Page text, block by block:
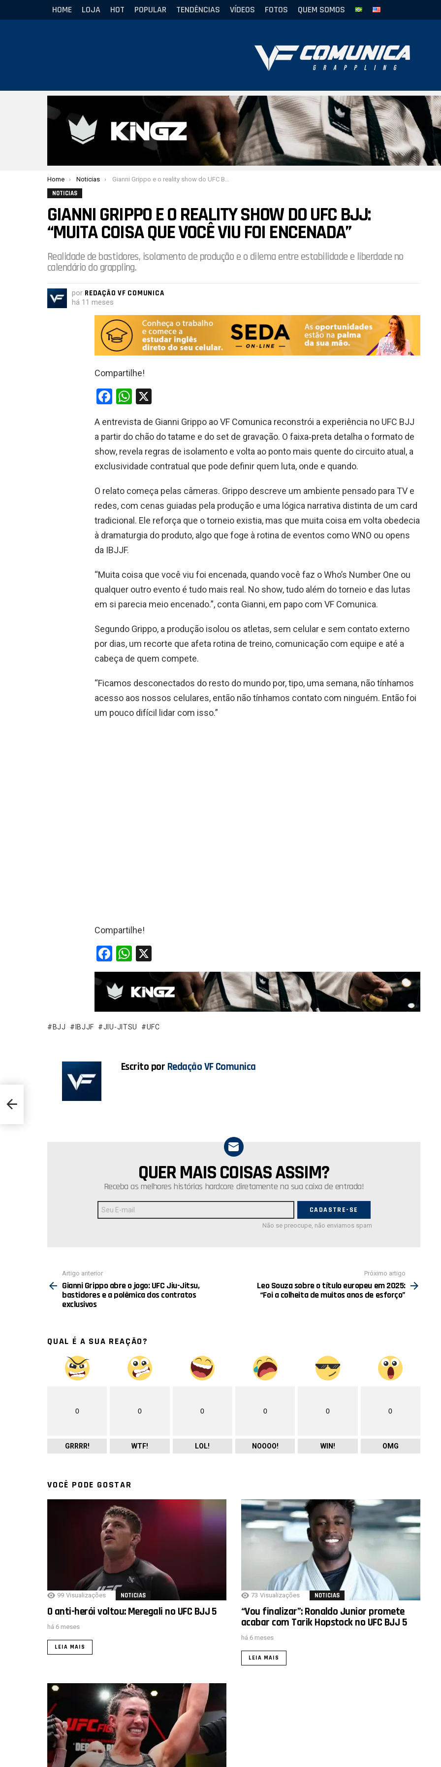
HOME LOJA HOT POPULAR TENDÊNCIAS VÍDEOS FOTOS QUEM SOMOS
Você está aqui:
Home Noticias Gianni Grippo e o reality show do UFC BJJ: “Muita coisa que você viu foi encenada”
NOTICIAS
GIANNI GRIPPO E O REALITY SHOW DO UFC BJJ:
“MUITA COISA QUE VOCÊ VIU FOI ENCENADA”
Realidade de bastidores, isolamento de produção e o dilema entre estabilidade e liberdade no
calendário do grappling.
por REDAÇÃO VF COMUNICA
há 11 meses
Compartilhe!
F
ce
b
o
o
k
W
at
s
A
p
p
A entrevista de Gianni Grippo ao VF Comunica reconstrói a experiência no UFC BJJ
a partir do chão do tatame e do set de gravação. O faixa‑preta detalha o formato de
show, revela regras de isolamento e volta ao ponto mais quente do circuito atual, a
exclusividade contratual que pode definir quem luta, onde e quando.
O relato começa pelas câmeras. Grippo descreve um ambiente pensado para TV e
redes, com cenas guiadas pela produção e uma lógica narrativa distinta de um card
tradicional. Ele reforça que o torneio existia, mas que muita coisa em volta obedecia
à dramaturgia do produto, algo que foge à rotina de eventos como WNO ou opens
da IBJJF.
“Muita coisa que você viu foi encenada, quando você faz o Who’s Number One ou
qualquer outro evento é tudo mais real. No show, tudo além do torneio e das lutas
em si parecia meio encenado.”, conta Gianni, em papo com VF Comunica.
Segundo Grippo, a produção isolou os atletas, sem celular e sem contato externo
por dias, um recorte que afeta rotina de treino, comunicação com equipe e até a
cabeça de quem compete.
“Ficamos desconectados do resto do mundo por, tipo, uma semana, não tínhamos
acesso aos nossos celulares, então não tínhamos contato com ninguém. Então foi
um pouco difícil lidar com isso.”
Compartilhe!
F
a
ce
b
o
o
W
h
at
s
A
p
BJJ IBJJF JIU-JITSU UFC
Escrito por Redação VF Comunica
QUER MAIS COISAS ASSIM?
Receba as melhores histórias hardcore diretamente na sua caixa de entrada!
Endereço
de
E-
Não se preocupe, não enviamos spam
mais
Artigo anterior
Gianni Grippo abre o jogo: UFC Jiu-Jitsu,
bastidores e a polêmica dos contratos
exclusivos
Próximo artigo
Leo Souza sobre o título europeu em 2025:
“Foi a colheita de muitos anos de esforço”
QUAL É A SUA REAÇÃO?
0
GRRRR!
0
WTF!
0
LOL!
0
NOOOO!
0
WIN!
0
OMG
VOCÊ PODE GOSTAR
99 Visualizações NOTICIAS
O anti-herói voltou: Meregali no UFC BJJ 5
há 6 meses
LEIA MAIS
73 Visualizações NOTICIAS
“Vou finalizar”: Ronaldo Junior promete
acabar com Tarik Hopstock no UFC BJJ 5
há 6 meses
LEIA MAIS